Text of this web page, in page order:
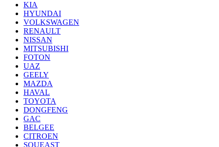
KIA
HYUNDAI
VOLKSWAGEN
RENAULT
NISSAN
MITSUBISHI
FOTON
UAZ
GEELY
MAZDA
HAVAL
TOYOTA
DONGFENG
GAC
BELGEE
CITROEN
SOUEAST